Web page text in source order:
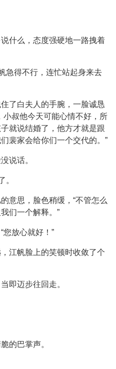
什么，态度强硬地一路拽着
急得不行，连忙站起身来去
了白夫人的手腕，一脸诚恳
小叔他今天可能心情不好，所
就说结婚了，他方才就是跟
裴家会给你们一个交代的。”
说话。
。
意思，脸色稍缓，“不管怎么
们一个解释。”
您放心就好！”
江帆脸上的笑顿时收敛了个
即迈步往回走。
的巴掌声。